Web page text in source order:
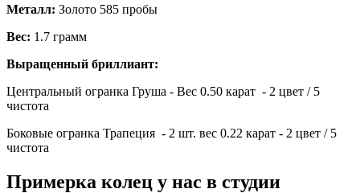
Металл: Золото 585 пробы
Вес: 1.7 грамм
Выращенный бриллиант:
Центральный огранка Груша - Вес 0.50 карат - 2 цвет / 5
чистота
Боковые огранка Трапеция - 2 шт. вес 0.22 карат - 2 цвет / 5
чистота
Примерка колец у нас в студии